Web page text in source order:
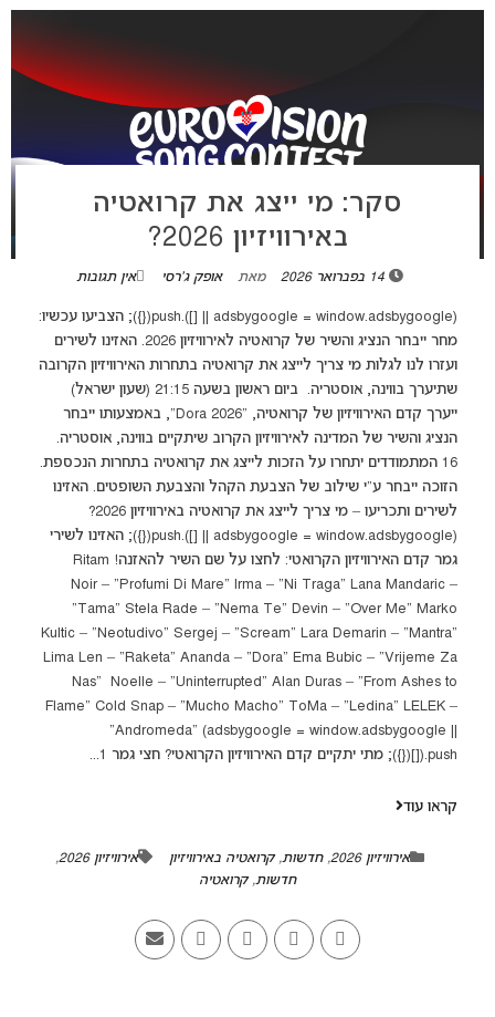
סקר: מי ייצג את קרואטיה
באירוויזיון 2026?
14 בפברואר 2026 מאת אופק ג'רסי אין תגובות
(adsbygoogle = window.adsbygoogle || []).push({}); הצביעו עכשיו:
מחר ייבחר הנציג והשיר של קרואטיה לאירוויזיון 2026. האזינו לשירים
ועזרו לנו לגלות מי צריך לייצג את קרואטיה בתחרות האירוויזיון הקרובה
שתיערך בווינה, אוסטריה. ביום ראשון בשעה 21:15 (שעון ישראל)
ייערך קדם האירוויזיון של קרואטיה, “Dora 2026”, באמצעותו ייבחר
הנציג והשיר של המדינה לאירוויזיון הקרוב שיתקיים בווינה, אוסטריה.
16 המתמודדים יתחרו על הזכות לייצג את קרואטיה בתחרות הנכספת.
הזוכה ייבחר ע”י שילוב של הצבעת הקהל והצבעת השופטים. האזינו
לשירים ותכריעו – מי צריך לייצג את קרואטיה באירוויזיון 2026?
(adsbygoogle = window.adsbygoogle || []).push({}); האזינו לשירי
גמר קדם האירוויזיון הקרואטי: לחצו על שם השיר להאזנה! Ritam
Noir – “Profumi Di Mare“ Irma – “Ni Traga“ Lana Mandaric –
“Tama“ Stela Rade – “Nema Te“ Devin – “Over Me“ Marko
Kultic – “Neotudivo“ Sergej – “Scream“ Lara Demarin – “Mantra“
Lima Len – “Raketa“ Ananda – “Dora“ Ema Bubic – “Vrijeme Za
Nas“ Noelle – “Uninterrupted“ Alan Duras – “From Ashes to
Flame“ Cold Snap – “Mucho Macho“ ToMa – “Ledina“ LELEK –
“Andromeda“ (adsbygoogle = window.adsbygoogle ||
[]).push({}); מתי יתקיים קדם האירוויזיון הקרואטי? חצי גמר 1...
קראו עוד
אירוויזיון 2026 ,חדשות,קרואטיה באירוויזיון אירוויזיון 2026
,
חדשות,קרואטיה